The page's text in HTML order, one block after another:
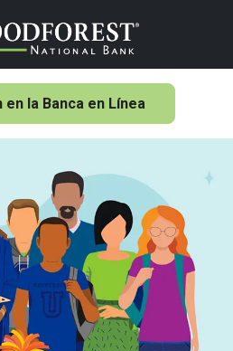
en la Banca en Línea